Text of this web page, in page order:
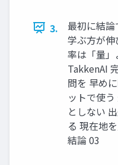
3.
最初に結
学ぶ方が伸
率は「量
TakkenAI
問を 早め
ットで使
としない
る 現在地
結論 03